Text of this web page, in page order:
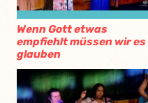
Wenn Gott etwas
empfiehlt müssen wir es
glauben